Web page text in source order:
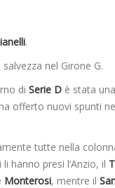
.
nel Girone G.
di Serie D è stata
offerto nuovi spunti
tutte nella
hanno presi l’Anzio, il
Monterosi, mentre il